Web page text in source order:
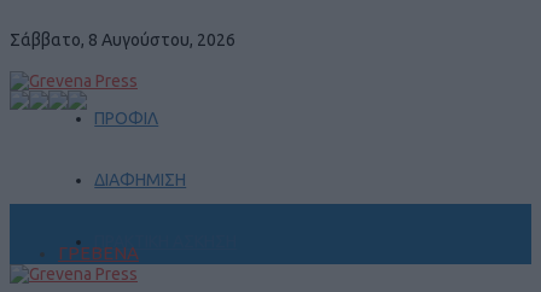
Σάββατο, 8 Αυγούστου, 2026
ΠΡΟΦΙΛ
ΔΙΑΦΗΜΙΣΗ
ΓΡΕΒΕΝΑ